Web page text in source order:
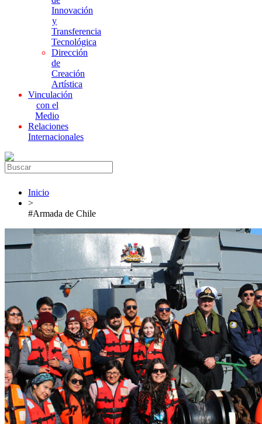
Innovación
y
Transferencia
Tecnológica
Dirección
de
Creación
Artística
Vinculación
con el
Medio
Relaciones
Internacionales
Inicio
>
#Armada de Chile